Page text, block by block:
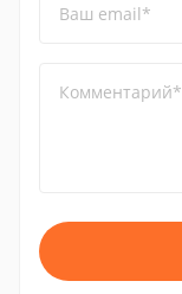
Ваш email*
Комментарий*